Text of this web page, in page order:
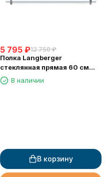
5 795 ₽12 750 ₽
Полка Langberger
стеклянная прямая 60 см
11351EВ наличии
В корзину